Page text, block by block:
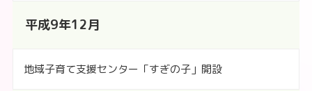
平成9年12月
地域子育て支援センター「すぎの子」開設